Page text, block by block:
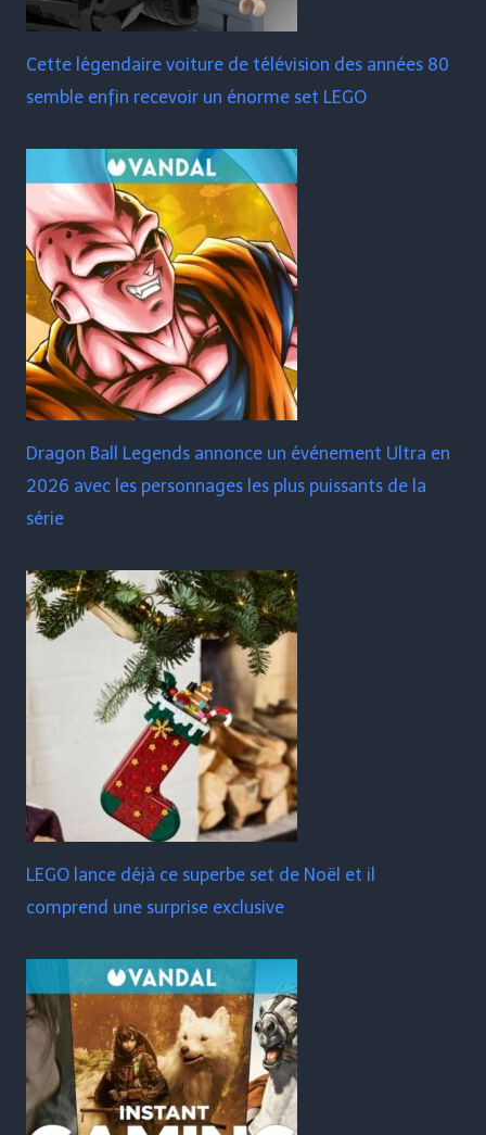
Cette légendaire voiture de télévision des années 80
semble enfin recevoir un énorme set LEGO
Dragon Ball Legends annonce un événement Ultra en
2026 avec les personnages les plus puissants de la
série
LEGO lance déjà ce superbe set de Noël et il
comprend une surprise exclusive